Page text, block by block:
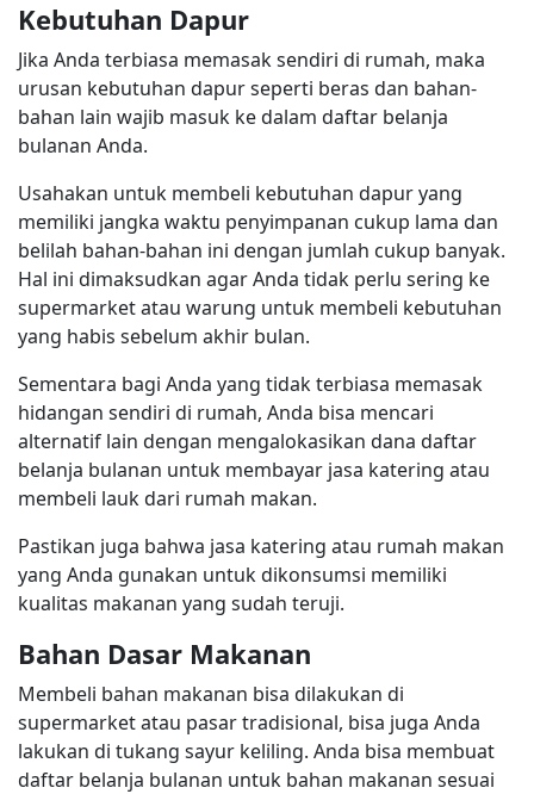
Kebutuhan Dapur
Jika Anda terbiasa memasak sendiri di rumah, maka
urusan kebutuhan dapur seperti beras dan bahan-
bahan lain wajib masuk ke dalam daftar belanja
bulanan Anda.
Usahakan untuk membeli kebutuhan dapur yang
memiliki jangka waktu penyimpanan cukup lama dan
belilah bahan-bahan ini dengan jumlah cukup banyak.
Hal ini dimaksudkan agar Anda tidak perlu sering ke
supermarket atau warung untuk membeli kebutuhan
yang habis sebelum akhir bulan.
Sementara bagi Anda yang tidak terbiasa memasak
hidangan sendiri di rumah, Anda bisa mencari
alternatif lain dengan mengalokasikan dana daftar
belanja bulanan untuk membayar jasa katering atau
membeli lauk dari rumah makan.
Pastikan juga bahwa jasa katering atau rumah makan
yang Anda gunakan untuk dikonsumsi memiliki
kualitas makanan yang sudah teruji.
Bahan Dasar Makanan
Membeli bahan makanan bisa dilakukan di
supermarket atau pasar tradisional, bisa juga Anda
lakukan di tukang sayur keliling. Anda bisa membuat
daftar belanja bulanan untuk bahan makanan sesuai